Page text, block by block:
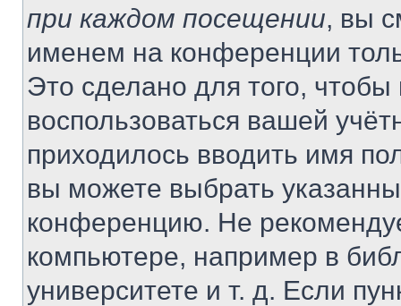
при каждом посещении, вы
именем на конференции
Это сделано для того, чтобы
воспользоваться вашей
приходилось вводить имя
вы можете выбрать
конференцию. Не
компьютере, например в
университете и т. д. Если